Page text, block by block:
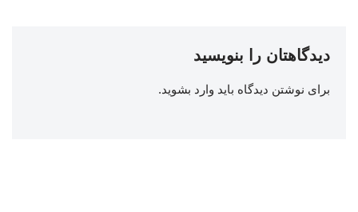
دیدگاهتان را بنویسید
برای نوشتن دیدگاه باید وارد بشوید.